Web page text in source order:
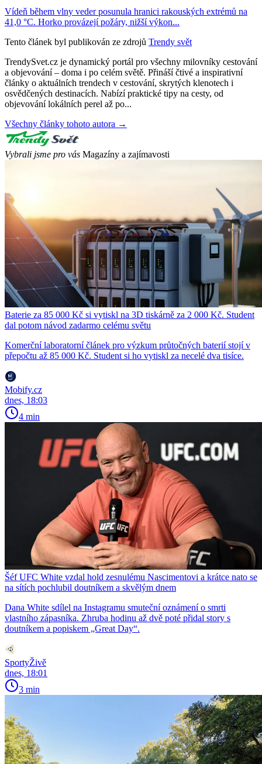
Vídeň během vlny veder posunula hranici rakouských extrémů na
41,0 °C. Horko provázejí požáry, nižší výkon...
Tento článek byl publikován ze zdrojů Trendy svět
TrendySvet.cz je dynamický portál pro všechny milovníky cestování
a objevování – doma i po celém světě. Přináší čtivé a inspirativní
články o aktuálních trendech v cestování, skrytých klenotech i
osvědčených destinacích. Nabízí praktické tipy na cesty, od
objevování lokálních perel až po...
Všechny články tohoto autora →
Vybrali jsme pro vás Magazíny a zajímavosti
Baterie za 85 000 Kč si vytiskl na 3D tiskárně za 2 000 Kč. Student
dal potom návod zadarmo celému světu
Komerční laboratorní článek pro výzkum průtočných baterií stojí v
přepočtu až 85 000 Kč. Student si ho vytiskl za necelé dva tisíce.
Mobify.cz
dnes, 18:03
4 min
Šéf UFC White vzdal hold zesnulému Nascimentovi a krátce nato se
na sítích pochlubil doutníkem a skvělým dnem
Dana White sdílel na Instagramu smuteční oznámení o smrti
vlastního zápasníka. Zhruba hodinu až dvě poté přidal story s
doutníkem a popiskem „Great Day“.
SportyŽivě
dnes, 18:01
3 min